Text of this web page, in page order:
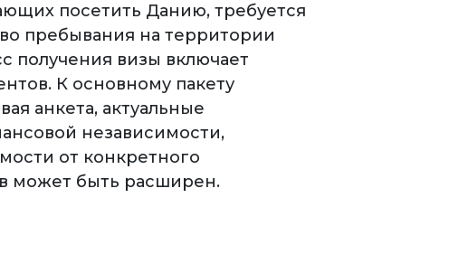
посетить Данию, требуется
пребывания на территории
получения визы включает
К основному пакету
анкета, актуальные
независимости,
от конкретного
может быть расширен.